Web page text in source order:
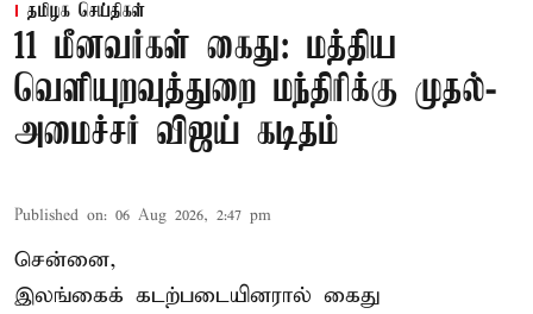
தமிழக செய்திகள்
11 மீனவர்கள் கைது: மத்திய
வெளியுறவுத்துறை மந்திரிக்கு முதல்-
அமைச்சர் விஜய் கடிதம்
Published on: 06 Aug 2026, 2:47 pm
சென்னை,
இலங்கைக் கடற்படையினரால் கைது